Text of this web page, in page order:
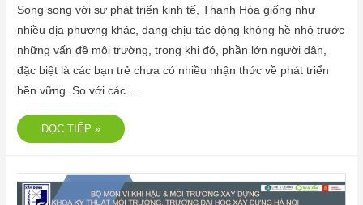
Song song với sự phát triển kinh tế, Thanh Hóa giống như
nhiều địa phương khác, đang chịu tác động không hề nhỏ trước
những vấn đề môi trường, trong khi đó, phần lớn người dân,
đặc biệt là các bạn trẻ chưa có nhiều nhận thức về phát triển
bền vững. So với các …
ĐỌC TIẾP »